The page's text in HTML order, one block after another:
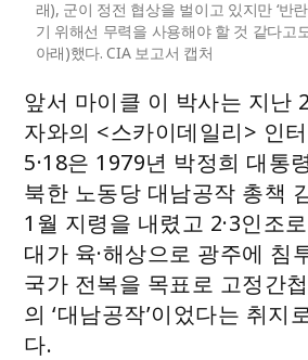
래), 군이 정전 협상을 벌이고 있지만 ‘반
기 위해선 무력을 사용해야 할 것 같다고
아래)했다. CIA 보고서 캡처
앞서 마이클 이 박사는 지난
자와의 <스카이데일리> 인
5·18은 1979년 박정희 대통
북한 노동당 대남공작 총책
1월 지령을 내렸고 2·3인조
대가 육·해상으로 광주에 침
국가 전복을 목표로 고정간
의 ‘대남공작’이었다는 취지
다.